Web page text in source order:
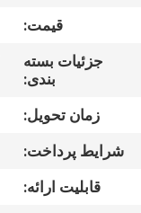
کارخانه
کنترل
کیفیت
قیمت:
جزئیات بسته
بندی:
زمان تحویل:
شرایط پرداخت:
قابلیت ارائه: